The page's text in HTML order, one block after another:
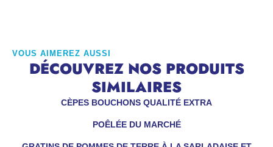
VOUS AIMEREZ AUSSI
DÉCOUVREZ NOS PRODUITS
SIMILAIRES
CÈPES BOUCHONS QUALITÉ EXTRA
POÊLÉE DU MARCHÉ